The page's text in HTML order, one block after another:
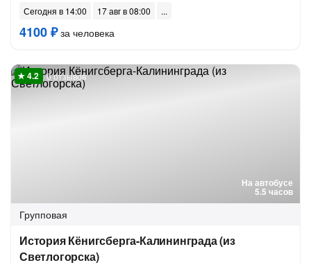
Сегодня в 14:00 17 авг в 08:00
4100 ₽за человека
На автобусе
5.5 часов
6 отзывов
Групповая
История Кёнигсберга-Калининграда (из
Светлогорска)